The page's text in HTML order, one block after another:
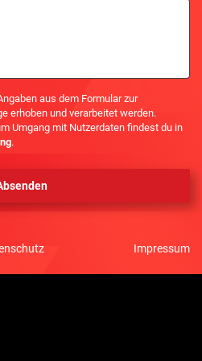
aus dem Formular zur
erhoben und verarbeitet werden.
Umgang mit Nutzerdaten findest du in
.
Impressum